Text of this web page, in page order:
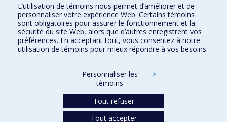
Admission
Plan du site
Accessibilité
Accès au portail sécurisé du Secrétariat général
Recherche dans le vade-mecum
L’utilisation de témoins nous permet d’améliorer et de
personnaliser votre expérience Web. Certains témoins
sont obligatoires pour assurer le fonctionnement et la
sécurité du site Web, alors que d’autres enregistrent vos
préférences. En acceptant tout, vous consentez à notre
utilisation de témoins pour mieux répondre à vos besoins.
Personnaliser les
témoins
>
Tout refuser
Tout accepter